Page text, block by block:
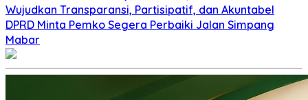
Wujudkan Transparansi, Partisipatif, dan Akuntabel
DPRD Minta Pemko Segera Perbaiki Jalan Simpang
Mabar